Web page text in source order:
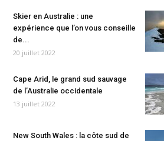
Skier en Australie : une
expérience que l’on vous conseille
de...
20 juillet 2022
Cape Arid, le grand sud sauvage
de l’Australie occidentale
13 juillet 2022
New South Wales : la côte sud de